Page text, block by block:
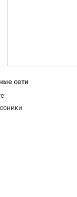
сети